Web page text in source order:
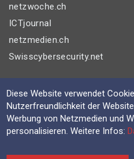
netzwoche.ch
ICTjournal
netzmedien.ch
Swisscybersecurity.net
Impressum
AGB
Nutzungsbestimmungen
Diese Website verwendet
Nutzerfreundlichkeit der
Werbung von Netzmedien und
personalisieren. Weitere Infos: